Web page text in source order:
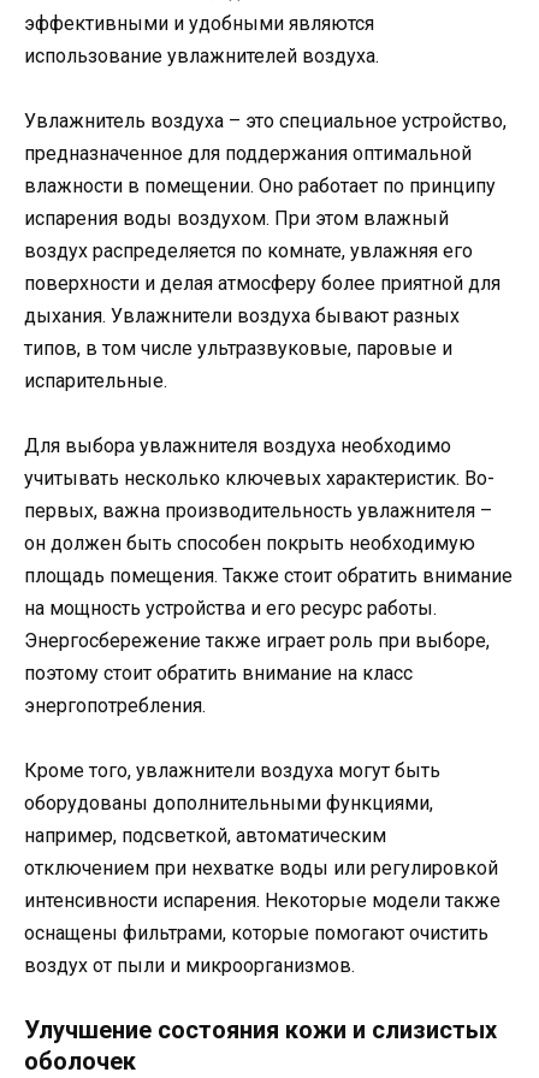
эффективными и удобными являются
использование увлажнителей воздуха.
Увлажнитель воздуха – это специальное устройство,
предназначенное для поддержания оптимальной
влажности в помещении. Оно работает по принципу
испарения воды воздухом. При этом влажный
воздух распределяется по комнате, увлажняя его
поверхности и делая атмосферу более приятной для
дыхания. Увлажнители воздуха бывают разных
типов, в том числе ультразвуковые, паровые и
испарительные.
Для выбора увлажнителя воздуха необходимо
учитывать несколько ключевых характеристик. Во-
первых, важна производительность увлажнителя –
он должен быть способен покрыть необходимую
площадь помещения. Также стоит обратить внимание
на мощность устройства и его ресурс работы.
Энергосбережение также играет роль при выборе,
поэтому стоит обратить внимание на класс
энергопотребления.
Кроме того, увлажнители воздуха могут быть
оборудованы дополнительными функциями,
например, подсветкой, автоматическим
отключением при нехватке воды или регулировкой
интенсивности испарения. Некоторые модели также
оснащены фильтрами, которые помогают очистить
воздух от пыли и микроорганизмов.
Улучшение состояния кожи и слизистых
оболочек